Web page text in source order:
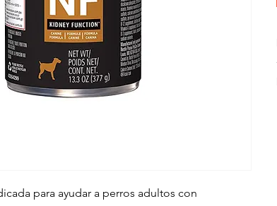
para ayudar a perros adultos con